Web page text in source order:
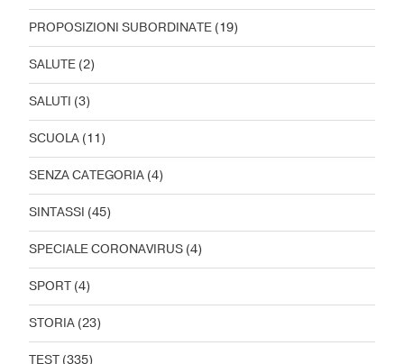
PROPOSIZIONI SUBORDINATE (19)
SALUTE (2)
SALUTI (3)
SCUOLA (11)
SENZA CATEGORIA (4)
SINTASSI (45)
SPECIALE CORONAVIRUS (4)
SPORT (4)
STORIA (23)
TEST (335)